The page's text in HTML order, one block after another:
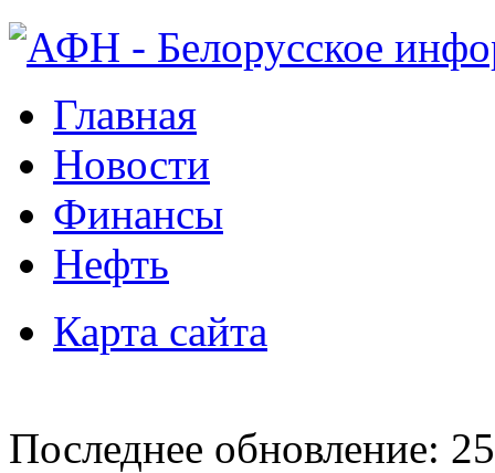
Главная
Новости
Финансы
Нефть
Карта сайта
Последнее обновление: